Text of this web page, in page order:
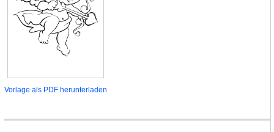
Vorlage als PDF herunterladen